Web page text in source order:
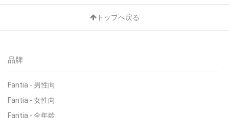
トップへ戻る
品牌
Fantia - 男性向
Fantia - 女性向
Fantia - 全年龄